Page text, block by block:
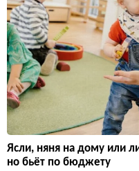
Ясли, няня на дому или
но бьёт по бюджету